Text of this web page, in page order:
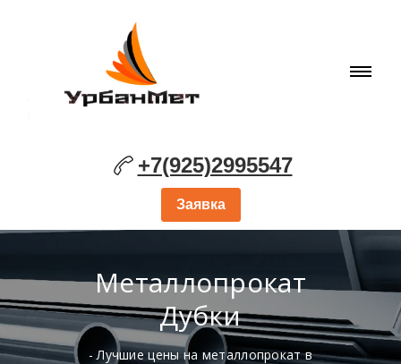
+7(925)2995547
Заявка
Металлопрокат
Дубки
- Лучшие цены на металлопрокат в